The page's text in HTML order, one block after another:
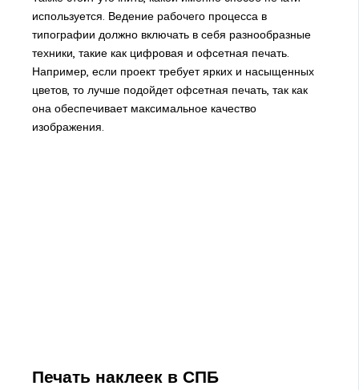
используется. Ведение рабочего процесса в
типографии должно включать в себя разнообразные
техники, такие как цифровая и офсетная печать.
Например, если проект требует ярких и насыщенных
цветов, то лучше подойдет офсетная печать, так как
она обеспечивает максимальное качество
изображения.
Печать наклеек в СПБ